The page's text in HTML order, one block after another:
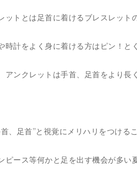
ットとは足首に着けるブレスレット
時計をよく身に着ける方はピン！と
アンクレットは手首、足首をより長
、足首”と 視覚にメリハリをつける
ピース等何かと 足を出す機会が多い